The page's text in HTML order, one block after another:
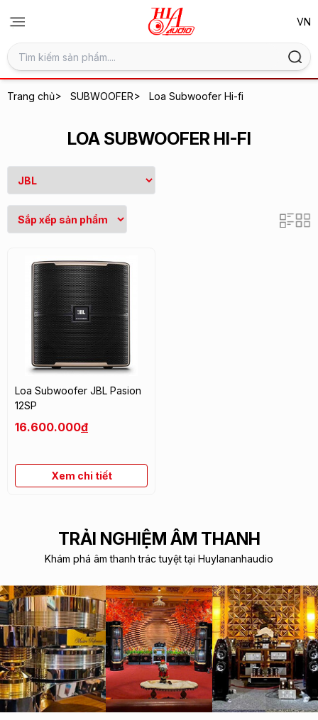
Trang chủ> SUBWOOFER> Loa Subwoofer Hi-fi
LOA SUBWOOFER HI-FI
Loa Subwoofer JBL Pasion
12SP
16.600.000đ
Xem chi tiết
TRẢI NGHIỆM ÂM THANH
Khám phá âm thanh trác tuyệt tại Huylananhaudio